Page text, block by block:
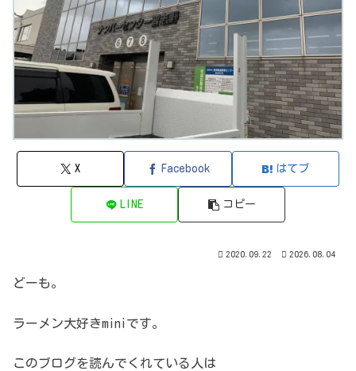
X Facebook はてブ
LINE コピー
2020.09.22 2026.08.04
どーも。
ラーメン大好きminiです。
このブログを読んでくれている人は